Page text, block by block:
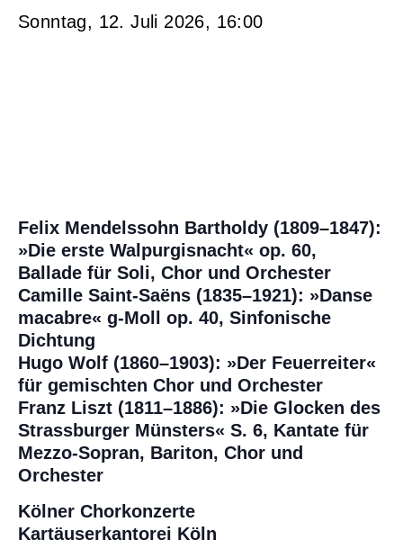
Sonntag, 12. Juli 2026, 16:00
Felix Mendelssohn Bartholdy (1809–1847):
»Die erste Walpurgisnacht« op. 60,
Ballade für Soli, Chor und Orchester
Camille Saint-Saëns (1835–1921): »Danse
macabre« g-Moll op. 40, Sinfonische
Dichtung
Hugo Wolf (1860–1903): »Der Feuerreiter«
für gemischten Chor und Orchester
Franz Liszt (1811–1886): »Die Glocken des
Strassburger Münsters« S. 6, Kantate für
Mezzo-Sopran, Bariton, Chor und
Orchester
Kölner Chorkonzerte
Kartäuserkantorei Köln